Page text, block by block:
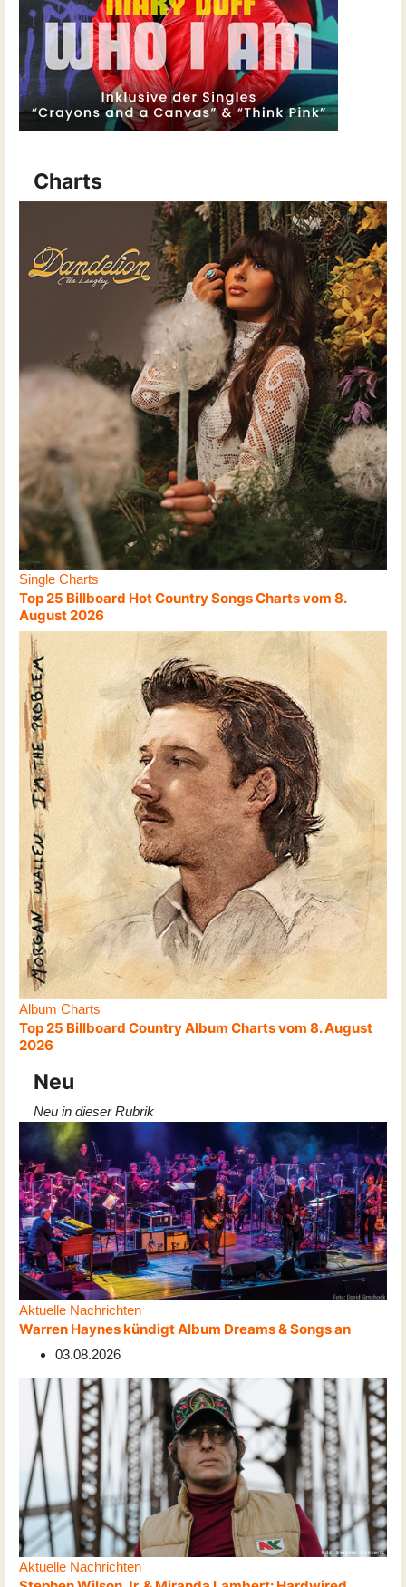
Charts
Single Charts
Top 25 Billboard Hot Country Songs Charts vom 8.
August 2026
Album Charts
Top 25 Billboard Country Album Charts vom 8. August
2026
Neu
Neu in dieser Rubrik
Aktuelle Nachrichten
Warren Haynes kündigt Album Dreams & Songs an
03.08.2026
Aktuelle Nachrichten